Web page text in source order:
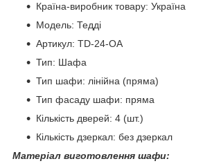
Країна-виробник товару: Україна
Модель: Тедді
Артикул: TD-24-OA
Тип: Шафа
Тип шафи: лінійна (пряма)
Тип фасаду шафи: пряма
Кількість дверей: 4 (шт.)
Кількість дзеркал: без дзеркал
Матеріал виготовлення шафи: